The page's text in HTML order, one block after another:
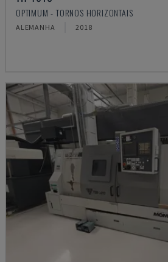
OPTIMUM - TORNOS HORIZONTAIS
ALEMANHA 2018